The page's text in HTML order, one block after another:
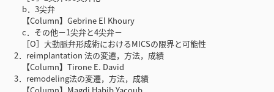
b．3尖弁
【Column】Gebrine El Khoury
c．その他－1尖弁と4尖弁－
［O］大動脈弁形成術におけるMICSの限界と可能性
2．reimplantation 法の変遷，方法，成績
【Column】Tirone E. David
3．remodeling法の変遷，方法，成績